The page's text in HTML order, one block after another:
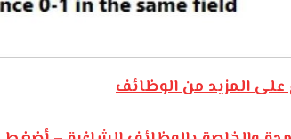
المزيد من الوظائف